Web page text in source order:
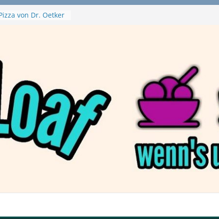
von Dr. Oetker
Nuggets und
wirklich vegan?
Haftbefehl /